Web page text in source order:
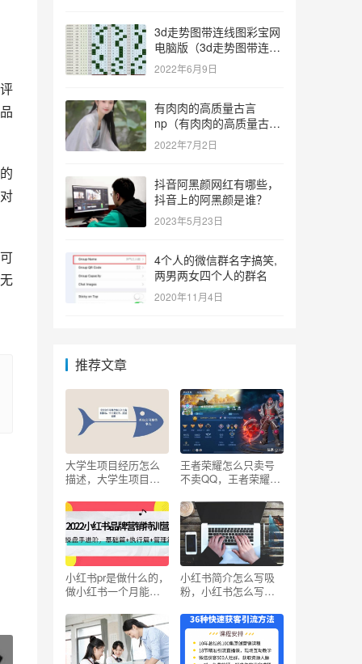
3d走势图带连线图彩宝网
电脑版（3d走势图带连线
图彩宝网手机版）
2022年6月9日
有肉肉的高质量古言
np（有肉肉的高质量古言
np推荐）
2022年7月2日
抖音阿黑颜网红有哪些，
抖音上的阿黑颜是谁？
2023年5月23日
4个人的微信群名字搞笑,
两男两女四个人的群名
2020年11月4日
推荐文章
大学生项目经历怎么
描述，大学生项目经
王者荣耀怎么只卖号
不卖QQ，王者荣耀怎
小红书pr是做什么的，
做小红书一个月能赚
小红书简介怎么写吸
粉，小红书怎么写标